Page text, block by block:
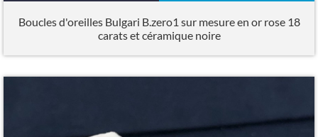
Boucles d'oreilles Bulgari B.zero1 sur mesure en or rose 18
carats et céramique noire